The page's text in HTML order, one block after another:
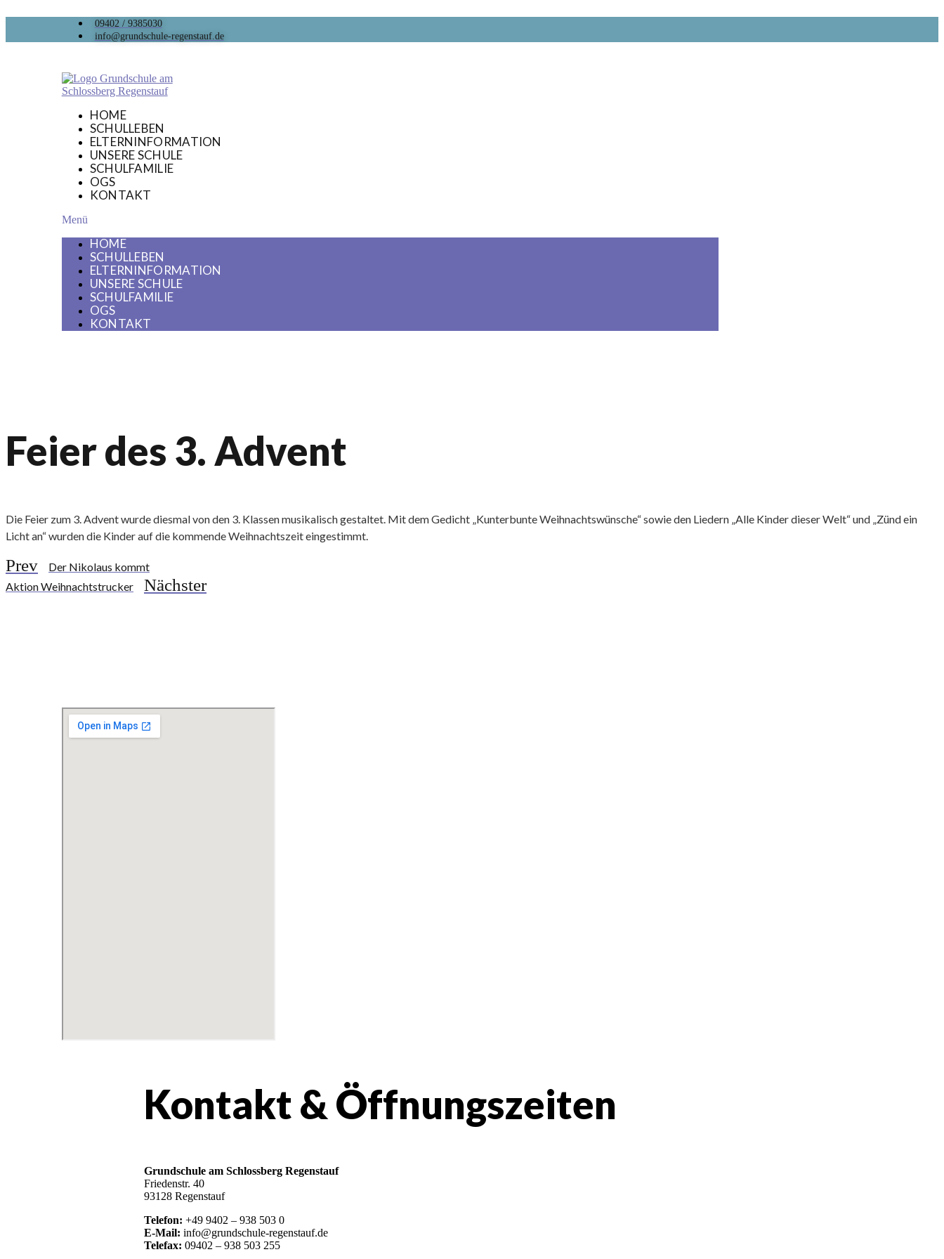
09402 / 9385030
info@grundschule-regenstauf.de
HOME
SCHULLEBEN
ELTERNINFORMATION
UNSERE SCHULE
SCHULFAMILIE
OGS
KONTAKT
Menü
HOME
SCHULLEBEN
ELTERNINFORMATION
UNSERE SCHULE
SCHULFAMILIE
OGS
KONTAKT
Feier des 3. Advent
Die Feier zum 3. Advent wurde diesmal von den 3. Klassen musikalisch gestaltet. Mit dem Gedicht „Kunterbunte Weihnachtswünsche“ sowie den Liedern „Alle Kinder dieser Welt“ und „Zünd ein
Licht an“ wurden die Kinder auf die kommende Weihnachtszeit eingestimmt.
Prev
Der Nikolaus kommt
Aktion Weihnachtstrucker
Nächster
Kontakt & Öffnungszeiten
Grundschule am Schlossberg Regenstauf
Friedenstr. 40
93128 Regenstauf
Telefon: +49 9402 – 938 503 0
E-Mail: info@grundschule-regenstauf.de
Telefax: 09402 – 938 503 255